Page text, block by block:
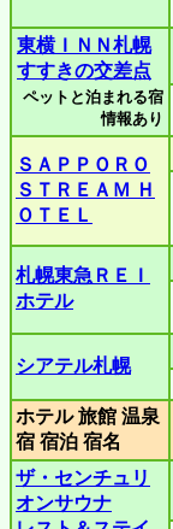
東横ＩＮＮ札幌
すすきの交差点
ペットと泊まれる宿
情報あり
ＳＡＰＰＯＲＯ
ＳＴＲＥＡＭ Ｈ
ＯＴＥＬ
札幌東急ＲＥＩ
ホテル
シアテル札幌
ホテル 旅館 温泉
宿 宿泊 宿名
ザ・センチュリ
オンサウナ